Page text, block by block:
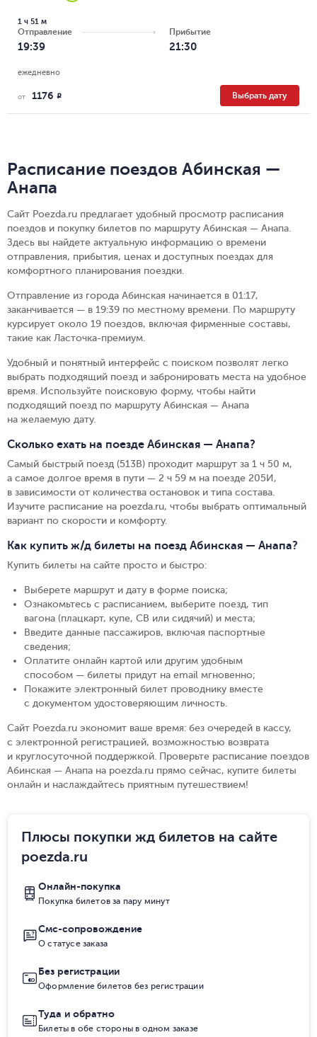
Отправление
19:39
1 ч 51 м
Прибытие
21:30
ежедневно
от 1176 R Выбрать дату
Расписание поездов Абинская —
Анапа
Сайт Poezda.ru предлагает удобный просмотр расписания
поездов и покупку билетов по маршруту Абинская — Анапа.
Здесь вы найдете актуальную информацию о времени
отправления, прибытия, ценах и доступных поездах для
комфортного планирования поездки.
Отправление из города Абинская начинается в 01:17,
заканчивается — в 19:39 по местному времени. По маршруту
курсирует около 19 поездов, включая фирменные составы,
такие как Ласточка-премиум.
Удобный и понятный интерфейс с поиском позволят легко
выбрать подходящий поезд и забронировать места на удобное
время. Используйте поисковую форму, чтобы найти
подходящий поезд по маршруту Абинская — Анапа
на желаемую дату.
Сколько ехать на поезде Абинская — Анапа?
Самый быстрый поезд (513В) проходит маршрут за 1 ч 50 м,
а самое долгое время в пути — 2 ч 59 м на поезде 205И,
в зависимости от количества остановок и типа состава.
Изучите расписание на poezda.ru, чтобы выбрать оптимальный
вариант по скорости и комфорту.
Как купить ж/д билеты на поезд Абинская — Анапа?
Купить билеты на сайте просто и быстро:
Выберете маршрут и дату в форме поиска;
Ознакомьтесь с расписанием, выберите поезд, тип
вагона (плацкарт, купе, СВ или сидячий) и места;
Введите данные пассажиров, включая паспортные
сведения;
Оплатите онлайн картой или другим удобным
способом — билеты придут на email мгновенно;
Покажите электронный билет проводнику вместе
с документом удостоверяющим личность.
Сайт Poezda.ru экономит ваше время: без очередей в кассу,
с электронной регистрацией, возможностью возврата
и круглосуточной поддержкой. Проверьте расписание поездов
Абинская — Анапа на poezda.ru прямо сейчас, купите билеты
онлайн и наслаждайтесь приятным путешествием!
Плюсы покупки жд билетов на сайте
poezda.ru
Онлайн-покупка
Покупка билетов за пару минут
Смс-сопровождение
О статусе заказа
Без регистрации
Оформление билетов без регистрации
Туда и обратно
Билеты в обе стороны в одном заказе